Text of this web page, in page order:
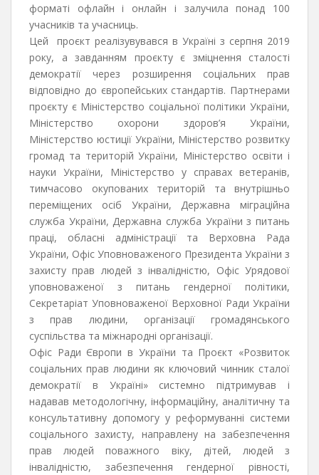
форматі офлайн і онлайн і залучила понад 100
учасників та учасниць.
Цей проєкт реалізувувався в Україні з серпня 2019
року, а завданням проєкту є зміцнення сталості
демократії через розширення соціальних прав
відповідно до європейських стандартів. Партнерами
проєкту є Міністерство соціальної політики України,
Міністерство охорони здоров’я України,
Міністерство юстиції України, Міністерство розвитку
громад та територій України, Міністерство освіти і
науки України, Міністерство у справах ветеранів,
тимчасово окупованих територій та внутрішньо
переміщених осіб України, Державна міграційна
служба України, Державна служба України з питань
праці, обласні адміністрації та Верховна Рада
України, Офіс Уповноваженого Президента України з
захисту прав людей з інвалідністю, Офіс Урядової
уповноваженої з питань гендерної політики,
Секретаріат Уповноваженої Верховної Ради України
з прав людини, організації громадянського
суспільства та міжнародні організації.
Офіс Ради Європи в України та Проєкт «Розвиток
соціальних прав людини як ключовий чинник сталої
демократії в Україні» системно підтримував і
надавав методологічну, інформаційну, аналітичну та
консультативну допомогу у реформуванні системи
соціального захисту, направлену на забезпечення
прав людей поважного віку, дітей, людей з
інвалідністю, забезпечення гендерної рівності,